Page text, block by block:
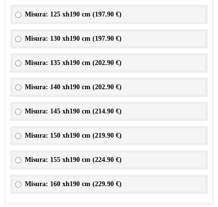
Misura: 125 xh190 cm (197.90 €)
Misura: 130 xh190 cm (197.90 €)
Misura: 135 xh190 cm (202.90 €)
Misura: 140 xh190 cm (202.90 €)
Misura: 145 xh190 cm (214.90 €)
Misura: 150 xh190 cm (219.90 €)
Misura: 155 xh190 cm (224.90 €)
Misura: 160 xh190 cm (229.90 €)